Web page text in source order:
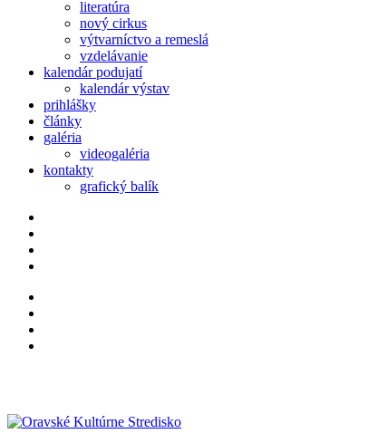
literatúra
nový cirkus
výtvarníctvo a remeslá
vzdelávanie
kalendár podujatí
kalendár výstav
prihlášky
články
galéria
videogaléria
kontakty
grafický balík